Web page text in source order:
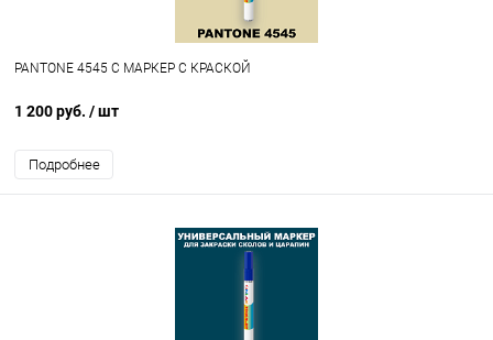
PANTONE 4545 C МАРКЕР С КРАСКОЙ
1 200 руб. / шт
Подробнее